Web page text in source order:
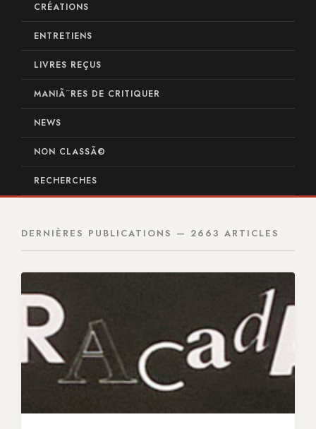
CRÉATIONS
ENTRETIENS
LIVRES REÇUS
MANIÃ¨RES DE CRITIQUER
NEWS
NON CLASSÃ©
RECHERCHES
DERNIÈRES PUBLICATIONS — 2663 ARTICLES